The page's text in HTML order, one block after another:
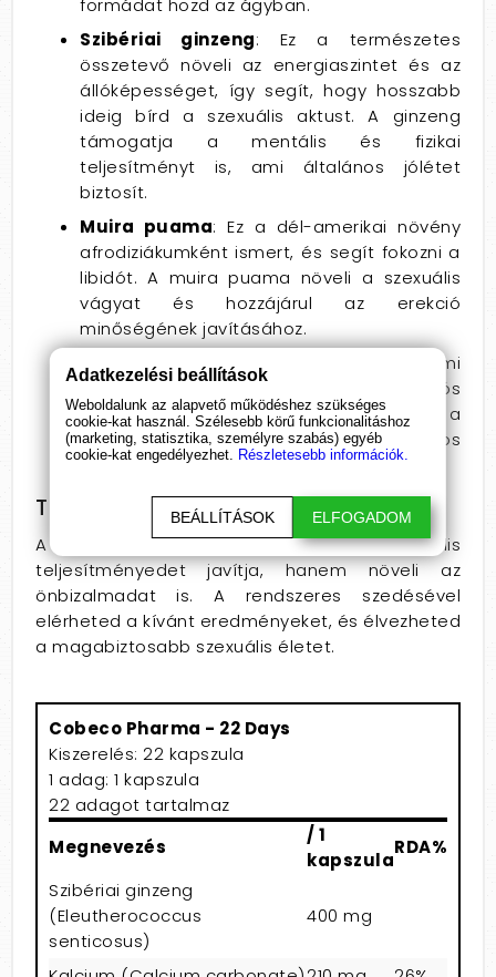
formádat hozd az ágyban.
Szibériai ginzeng: Ez a természetes
összetevő növeli az energiaszintet és az
állóképességet, így segít, hogy hosszabb
ideig bírd a szexuális aktust. A ginzeng
támogatja a mentális és fizikai
teljesítményt is, ami általános jólétet
biztosít.
Muira puama: Ez a dél-amerikai növény
afrodiziákumként ismert, és segít fokozni a
libidót. A muira puama növeli a szexuális
vágyat és hozzájárul az erekció
minőségének javításához.
Királydinnye
: Javítja a vérkeringést, ami
elengedhetetlen az erős és tartós
erekcióhoz. A királydinnye támogatja a
szexuális egészséget és az általános
vitalitást.
További előnyök
A 22 Days kapszula nemcsak a szexuális
teljesítményedet javítja, hanem növeli az
önbizalmadat is. A rendszeres szedésével
elérheted a kívánt eredményeket, és élvezheted
a magabiztosabb szexuális életet.
Cobeco Pharma - 22 Days
Kiszerelés: 22 kapszula
1 adag: 1 kapszula
22 adagot tartalmaz
Megnevezés
/ 1
kapszula
RDA%
Szibériai ginzeng
(Eleutherococcus
senticosus)
400 mg
Adatkezelési beállítások
Weboldalunk az alapvető működéshez szükséges
cookie-kat használ. Szélesebb körű funkcionalitáshoz
(marketing, statisztika, személyre szabás) egyéb
cookie-kat engedélyezhet. Részletesebb információk.
BEÁLLÍTÁSOK ELFOGADOM